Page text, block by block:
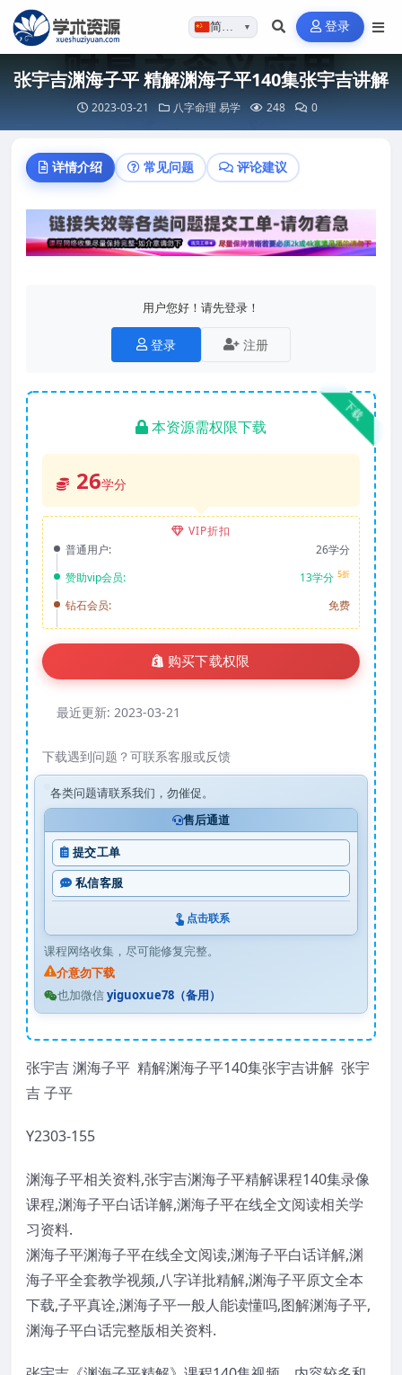
简体…▼ 登录
张宇吉渊海子平 精解渊海子平140集张宇吉讲解
2023-03-21 八字命理 易学 248 0
详情介绍 常见问题 评论建议
用户您好！请先登录！
登录 注册
下载
本资源需权限下载
26学分
VIP折扣
普通用户:
26学分
赞助vip会员:
13学分 5折
钻石会员: 免费
购买下载权限
最近更新: 2023-03-21
下载遇到问题？可联系客服或反馈
各类问题请联系我们，勿催促。
售后通道
提交工单
私信客服
点击联系
课程网络收集，尽可能修复完整。
介意勿下载
也加微信yiguoxue78（备用）
张宇吉 渊海子平 精解渊海子平140集张宇吉讲解 张宇
吉 子平
Y2303-155
渊海子平相关资料,张宇吉渊海子平精解课程140集录像
课程,渊海子平白话详解,渊海子平在线全文阅读相关学
习资料.
渊海子平渊海子平在线全文阅读,渊海子平白话详解,渊
海子平全套教学视频,八字详批精解,渊海子平原文全本
下载,子平真诠,渊海子平一般人能读懂吗,图解渊海子平,
渊海子平白话完整版相关资料.